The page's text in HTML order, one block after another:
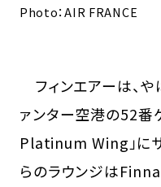
Photo：AIR FRANCE
フィンエアーは、
ァンター空港の52番
Platinum Wing」に
らのラウンジは